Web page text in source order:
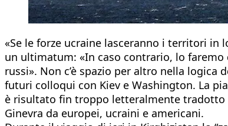
«Se le forze ucraine lasceranno i territori
un ultimatum: «In caso contrario, lo
russi». Non c’è spazio per altro nella
futuri colloqui con Kiev e Washington. La
è risultato fin troppo letteralmente tradotto
Ginevra da europei, ucraini e americani.